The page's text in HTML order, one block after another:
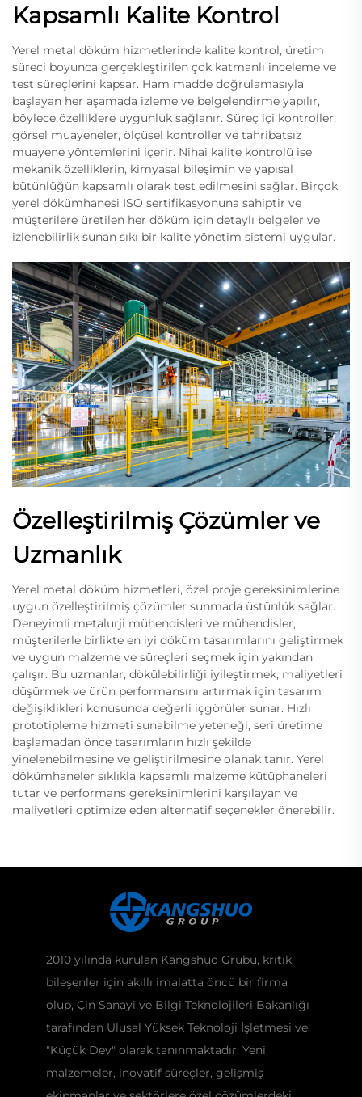
Kapsamlı Kalite Kontrol
Yerel metal döküm hizmetlerinde kalite kontrol, üretim
süreci boyunca gerçekleştirilen çok katmanlı inceleme ve
test süreçlerini kapsar. Ham madde doğrulamasıyla
başlayan her aşamada izleme ve belgelendirme yapılır,
böylece özelliklere uygunluk sağlanır. Süreç içi kontroller;
görsel muayeneler, ölçüsel kontroller ve tahribatsız
muayene yöntemlerini içerir. Nihai kalite kontrolü ise
mekanik özelliklerin, kimyasal bileşimin ve yapısal
bütünlüğün kapsamlı olarak test edilmesini sağlar. Birçok
yerel dökümhanesi ISO sertifikasyonuna sahiptir ve
müşterilere üretilen her döküm için detaylı belgeler ve
izlenebilirlik sunan sıkı bir kalite yönetim sistemi uygular.
Özelleştirilmiş Çözümler ve
Uzmanlık
Yerel metal döküm hizmetleri, özel proje gereksinimlerine
uygun özelleştirilmiş çözümler sunmada üstünlük sağlar.
Deneyimli metalurji mühendisleri ve mühendisler,
müşterilerle birlikte en iyi döküm tasarımlarını geliştirmek
ve uygun malzeme ve süreçleri seçmek için yakından
çalışır. Bu uzmanlar, dökülebilirliği iyileştirmek, maliyetleri
düşürmek ve ürün performansını artırmak için tasarım
değişiklikleri konusunda değerli içgörüler sunar. Hızlı
prototipleme hizmeti sunabilme yeteneği, seri üretime
başlamadan önce tasarımların hızlı şekilde
yinelenebilmesine ve geliştirilmesine olanak tanır. Yerel
dökümhaneler sıklıkla kapsamlı malzeme kütüphaneleri
tutar ve performans gereksinimlerini karşılayan ve
maliyetleri optimize eden alternatif seçenekler önerebilir.
2010 yılında kurulan Kangshuo Grubu, kritik
bileşenler için akıllı imalatta öncü bir firma
olup, Çin Sanayi ve Bilgi Teknolojileri Bakanlığı
tarafından Ulusal Yüksek Teknoloji İşletmesi ve
"Küçük Dev" olarak tanınmaktadır. Yeni
malzemeler, inovatif süreçler, gelişmiş